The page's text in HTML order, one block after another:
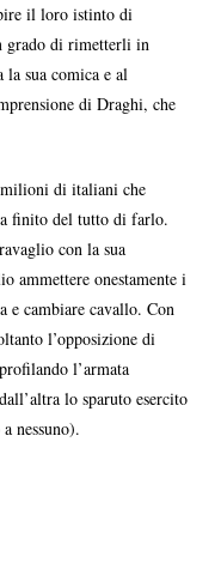
il loro istinto di
grado di rimetterli in
la sua comica e al
di Draghi, che
milioni di italiani che
finito del tutto di farlo.
con la sua
ammettere onestamente i
e cambiare cavallo. Con
l’opposizione di
l’armata
lo sparuto esercito
nessuno).